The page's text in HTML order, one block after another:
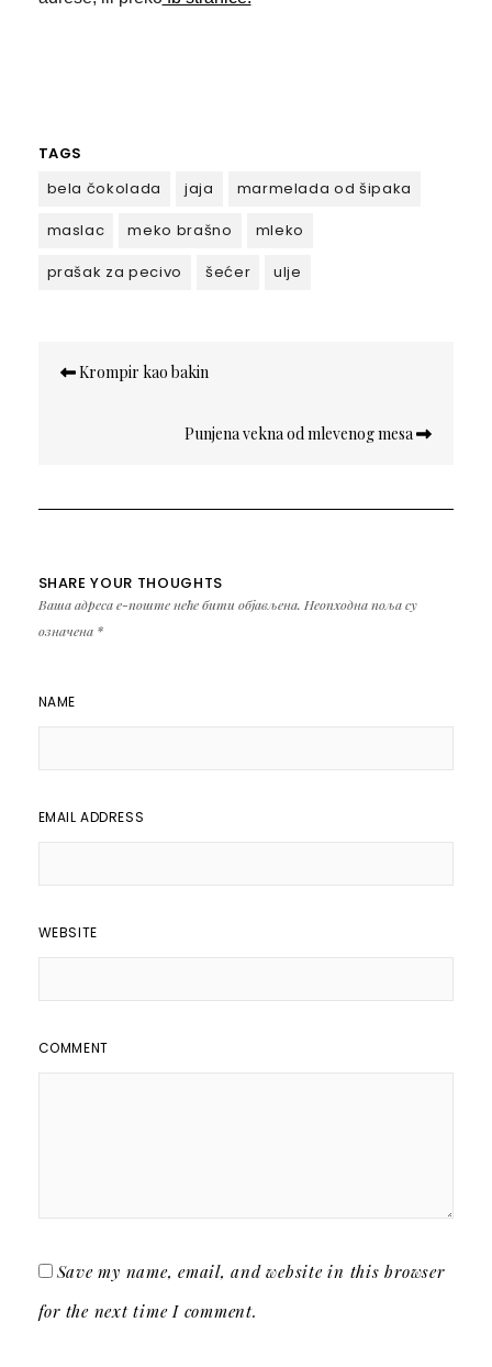
TAGS
bela čokolada
jaja
marmelada od šipaka
maslac
meko brašno
mleko
prašak za pecivo
šećer ulje
чланка
Krompir kao bakin
Punjena vekna od mlevenog mesa
SHARE YOUR THOUGHTS
Ваша адреса е-поште неће бити објављена. Неопходна поља су
означена *
NAME
EMAIL ADDRESS
WEBSITE
COMMENT
Save my name, email, and website in this browser
for the next time I comment.